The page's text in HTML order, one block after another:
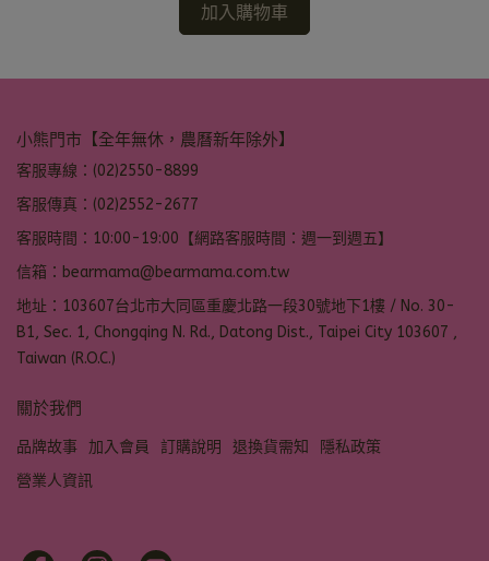
加入購物車
小熊門市【全年無休，農曆新年除外】
客服專線：(02)2550-8899
客服傳真：(02)2552-2677
客服時間：10:00-19:00【網路客服時間：週一到週五】
信箱：bearmama@bearmama.com.tw
地址：103607台北市大同區重慶北路一段30號地下1樓 / No. 30-
B1, Sec. 1, Chongqing N. Rd., Datong Dist., Taipei City 103607 ,
Taiwan (R.O.C.)
關於我們
品牌故事 加入會員 訂購說明 退換貨需知
隱私政策
營業人資訊